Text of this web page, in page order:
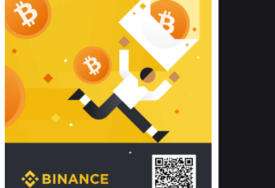
thời tiết nóng ẩm. Bạn có thể tìm hiểu
thêm các nghiên cứu khoa học về tác
động của giấc ngủ và môi trường
phòng ngủ đối với sức khỏe con
người tại Sleep Foundation (External
Link) để có cái nhìn toàn diện hơn.
2. Các tiêu chí vàng khi lựa chọn
chăn ga gối đệm cao cấp cho phòng
ngủ
Để sở hữu một bộ chăn ga gối đệm
cao cấp hoàn hảo cả về thẩm mỹ lẫn
công năng, người tiêu dùng cần cân
nhắc kỹ lưỡng các tiêu chí quan trọng